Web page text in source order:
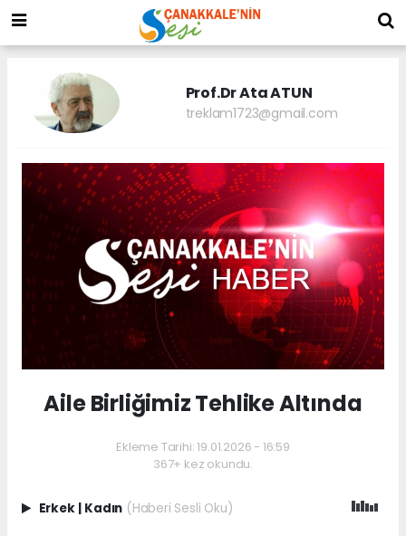
Prof.Dr Ata ATUN
treklam1723@gmail.com
Aile Birliğimiz Tehlike Altında
Ekleme Tarihi: 19.01.2026 - 16:59
367+ kez okundu.
Erkek | Kadın (Haberi Sesli Oku)